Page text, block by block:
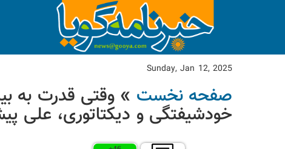
Sunday, Jan 12, 2025
صفحه نخست » وقتی قدرت به
خودشیفتگی و دیکتاتوری، علی